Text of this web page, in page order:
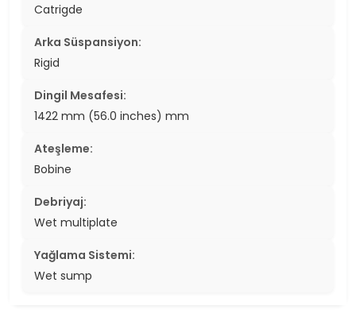
Catrigde
Arka Süspansiyon:
Rigid
Dingil Mesafesi:
1422 mm (56.0 inches) mm
Ateşleme:
Bobine
Debriyaj:
Wet multiplate
Yağlama Sistemi:
Wet sump